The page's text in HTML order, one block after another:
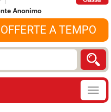
Anonimo
A TEMPO